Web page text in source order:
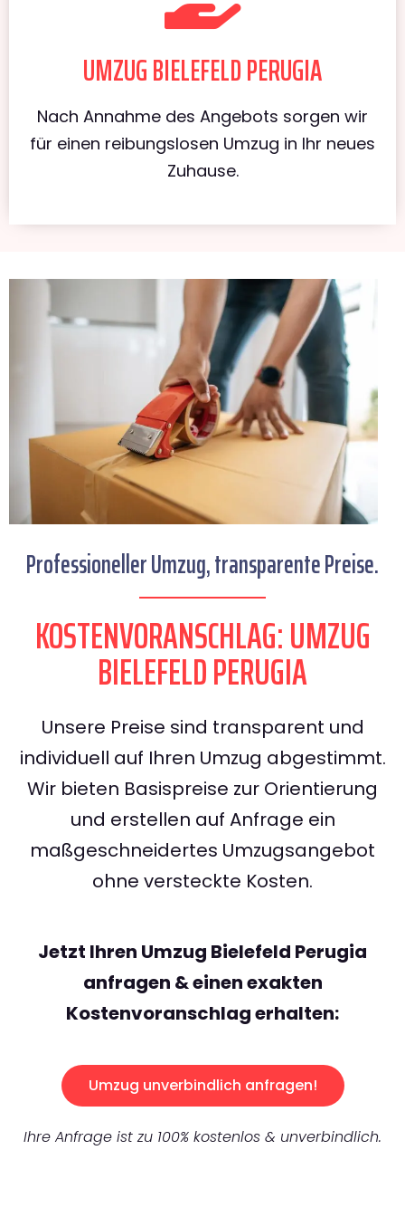
UMZUG BIELEFELD PERUGIA
Nach Annahme des Angebots sorgen wir
für einen reibungslosen Umzug in Ihr neues
Zuhause.
Professioneller Umzug, transparente Preise.
KOSTENVORANSCHLAG: UMZUG
BIELEFELD PERUGIA
Unsere Preise sind transparent und
individuell auf Ihren Umzug abgestimmt.
Wir bieten Basispreise zur Orientierung
und erstellen auf Anfrage ein
maßgeschneidertes Umzugsangebot
ohne versteckte Kosten.
Jetzt Ihren Umzug Bielefeld Perugia
anfragen & einen exakten
Kostenvoranschlag erhalten:
Umzug unverbindlich anfragen!
Ihre Anfrage ist zu 100% kostenlos & unverbindlich.